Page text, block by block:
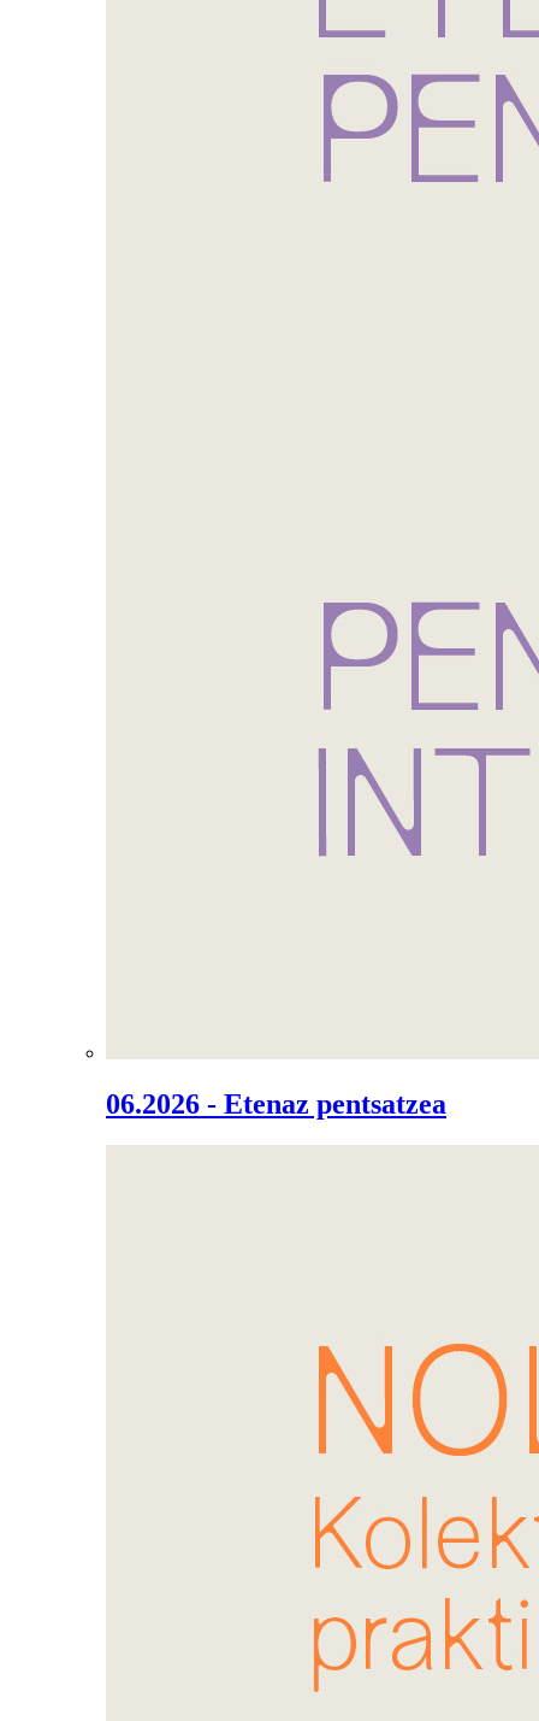
06.2026 - Etenaz pentsatzea